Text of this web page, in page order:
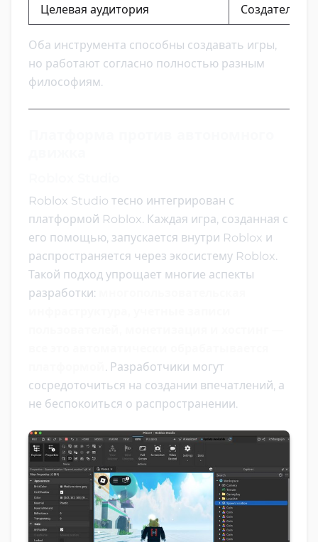
Целевая аудитория Создатели
Оба инструмента способны создавать игры,
но работают согласно полностью разным
философиям.
Roblox Studio тесно интегрирован с
платформой Roblox. Каждая игра, созданная с
его помощью, запускается внутри Roblox и
распространяется через экосистему Roblox.
Такой подход упрощает многие аспекты
разработки:
. Разработчики могут
сосредоточиться на создании впечатлений, а
не беспокоиться о распространении.